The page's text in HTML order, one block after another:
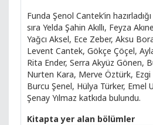
Funda Şenol Cantek’in
sıra Yelda Şahin Akıllı, Feyza
Yağcı Aksel, Ece Zeber, Aksu
Levent Cantek, Gökçe Çöçel,
Rita Ender, Serra Akyüz Gönen,
Nurten Kara, Merve Öztürk, Ezgi
Burcu Şenel, Hülya Türker, Emel
Şenay Yılmaz katkıda bulundu.
Kitapta yer alan bölümler